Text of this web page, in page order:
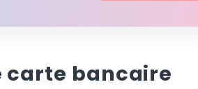
carte bancaire